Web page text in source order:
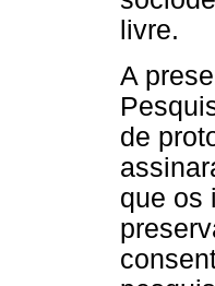
livre.
A
de
que os